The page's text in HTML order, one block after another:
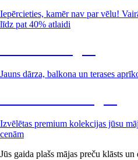
Iepērcieties, kamēr nav par vēlu!
līdz pat 40% atlaidi
Jauns dārza, balkona un terases
Izvēlētas premium kolekcijas jūsu
cenām
Jūs gaida plašs mājas preču klāsts